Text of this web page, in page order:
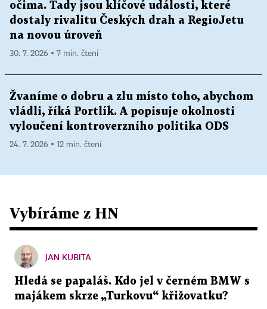
očima. Tady jsou klíčové události, které
dostaly rivalitu Českých drah a RegioJetu
na novou úroveň
30. 7. 2026 ▪ 7 min. čtení
Žvaníme o dobru a zlu místo toho, abychom
vládli, říká Portlík. A popisuje okolnosti
vyloučení kontroverzního politika ODS
24. 7. 2026 ▪ 12 min. čtení
Vybíráme z HN
JAN KUBITA
Hledá se papaláš. Kdo jel v černém BMW s
majákem skrze „Turkovu“ křižovatku?